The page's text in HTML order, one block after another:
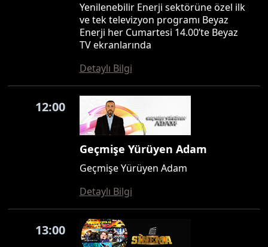
Yenilenebilir Enerji sektörüne özel ilk
ve tek televizyon programı Beyaz
Enerji her Cumartesi 14.00’te Beyaz
TV ekranlarında
Detaylı Bilgi
12:00
Geçmişe Yürüyen Adam
Geçmişe Yürüyen Adam
Detaylı Bilgi
13:00